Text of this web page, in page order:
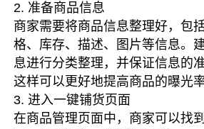
2. 准备商品信息
商家需要将商品信息整理好，包
格、库存、描述、图片等信息。
息进行分类整理，并保证信息的
这样可以更好地提高商品的曝光
3. 进入一键铺货页面
在商品管理页面中，商家可以找